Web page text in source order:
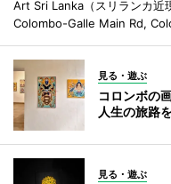
Art Sri Lanka（スリランカ
Colombo-Galle Main Rd,
見る・遊ぶ
コロンボの
人生の旅路
見る・遊ぶ